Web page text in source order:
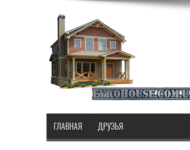
ГЛАВНАЯ ДРУЗЬЯ